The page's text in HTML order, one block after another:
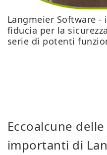
Langmeier Software
fiducia per la
serie di potenti
Eccoalcune
importanti di